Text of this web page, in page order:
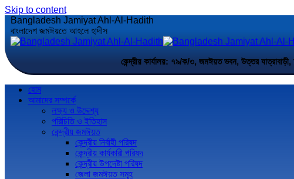
Skip to content
Bangladesh Jamiyat Ahl-Al-Hadith
বাংলাদেশ জমঈয়তে আহলে হাদীস
কেন্দ্রীয় কার্যালয়: ৭৯/ক/৩, জমঈয়ত ভবন, উত্তর
হোম
আমাদের সম্পর্কে
লক্ষ্য ও উদ্দেশ্য
পরিচিতি ও ইতিহাস
কেন্দ্রীয় জমঈয়ত
কেন্দ্রীয় নির্বাহী পরিষদ
কেন্দ্রীয় কার্যকারী পরিষদ
কেন্দ্রীয় উপদেষ্টা পরিষদ
জেলা জমঈয়ত সমূহ